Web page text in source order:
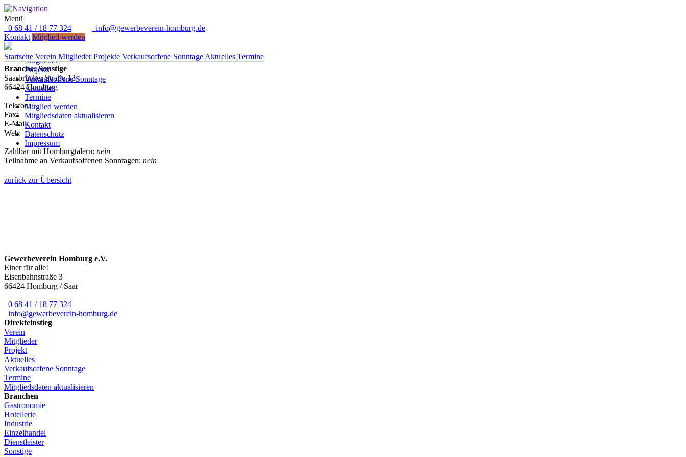
Menü
Direkt anrufen: 0 68 41 / 18 77 324
Startseite
Mitglieder
Projekte
Verkaufsoffene Sonntage
Aktuelles
Termine
Mitglied werden
Mitgliedsdaten aktualisieren
Kontakt
Datenschutz
Impressum
0 68 41 / 18 77 324
info@gewerbeverein-homburg.de
Kontakt Mitglied werden
Startseite Verein Mitglieder Projekte Verkaufsoffene Sonntage Aktuelles Termine
Saarbrücker Zeitung
Branche: Sonstige
Saarbrücker Straße 13
66424 Homburg
Telefon:
Fax:
E-Mail:
Web:
Zahlbar mit Homburgtalern: nein
Teilnahme an Verkaufsoffenen Sonntagen: nein
zurück zur Übersicht
Gewerbeverein Homburg e.V.
Einer für alle!
Eisenbahnstraße 3
66424 Homburg / Saar
0 68 41 / 18 77 324
info@gewerbeverein-homburg.de
Direkteinstieg
Verein
Mitglieder
Projekt
Aktuelles
Verkaufsoffene Sonntage
Termine
Mitgliedsdaten aktualisieren
Branchen
Gastronomie
Hotellerie
Industrie
Einzelhandel
Dienstleister
Sonstige